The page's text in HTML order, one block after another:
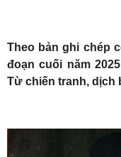
Theo bản ghi chép
đoạn cuối năm
Từ chiến tranh, dịch